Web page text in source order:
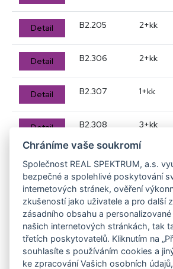
Detail B2.205 2+kk
Detail B2.306 2+kk
Detail B2.307 1+kk
Detail B2.308 3+kk
Detail
Detail B2.410 2+kk
Detail B2.411 1+kk
Detail B2.412 3+kk
Chráníme vaše soukromí
Společnost REAL SPEKTRUM, a.s.
bezpečné a spolehlivé poskytování
internetových stránek, ověření
zkušeností jako uživatele a pro další
zásadního obsahu a personalizované
našich internetových stránkách, tak
třetích poskytovatelů. Kliknutím na
souhlasíte s používáním cookies a
ke zpracování Vašich osobních